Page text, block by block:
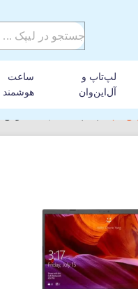
لپ‌تاپ و
آل‌این‌وان
ساعت
هوشمند